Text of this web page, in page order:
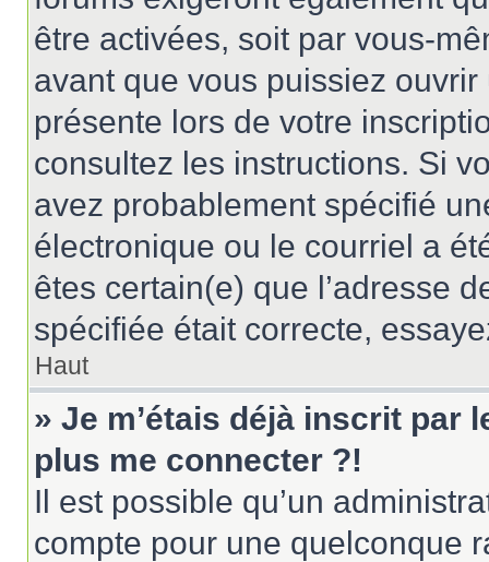
être activées, soit par vous-
avant que vous puissiez
présente lors de votre
consultez les instructions. Si
avez probablement spécifié
électronique ou le courriel a
êtes certain(e) que l’adresse
spécifiée était correcte,
Haut
» Je m’étais déjà inscrit par
plus me connecter ?!
Il est possible qu’un
compte pour une quelconque